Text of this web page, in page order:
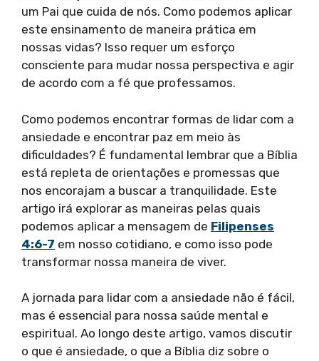
um Pai que cuida de nós. Como podemos aplicar
este ensinamento de maneira prática em
nossas vidas? Isso requer um esforço
consciente para mudar nossa perspectiva e agir
de acordo com a fé que professamos.
Como podemos encontrar formas de lidar com a
ansiedade e encontrar paz em meio às
dificuldades? É fundamental lembrar que a Bíblia
está repleta de orientações e promessas que
nos encorajam a buscar a tranquilidade. Este
artigo irá explorar as maneiras pelas quais
podemos aplicar a mensagem de Filipenses
4:6-7 em nosso cotidiano, e como isso pode
transformar nossa maneira de viver.
A jornada para lidar com a ansiedade não é fácil,
mas é essencial para nossa saúde mental e
espiritual. Ao longo deste artigo, vamos discutir
o que é ansiedade, o que a Bíblia diz sobre o